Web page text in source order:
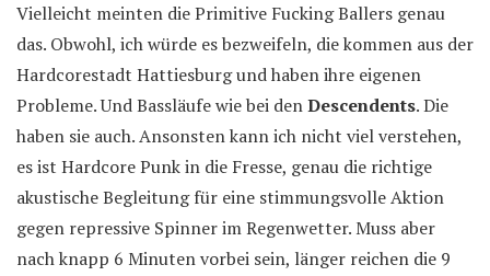
Vielleicht meinten die Primitive Fucking Ballers genau
das. Obwohl, ich würde es bezweifeln, die kommen aus der
Hardcorestadt Hattiesburg und haben ihre eigenen
Probleme. Und Bassläufe wie bei denDescendents. Die
haben sie auch. Ansonsten kann ich nicht viel verstehen,
es ist Hardcore Punk in die Fresse, genau die richtige
akustische Begleitung für eine stimmungsvolle Aktion
gegen repressive Spinner im Regenwetter. Muss aber
nach knapp 6 Minuten vorbei sein, länger reichen die 9